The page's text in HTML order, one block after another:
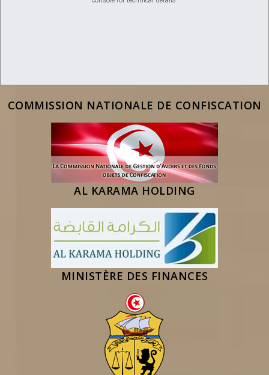
COMMISSION NATIONALE DE CONFISCATION
AL KARAMA HOLDING
MINISTÈRE DES FINANCES